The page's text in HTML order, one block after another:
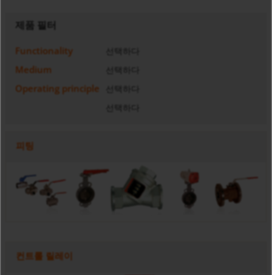
제품 필터
Functionality
Medium
Operating principle
피팅
컨트롤 릴레이